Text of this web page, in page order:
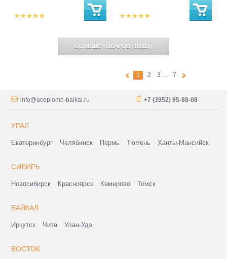
БОЛЬШЕ ТОВАРОВ (18/115)
1 2 3 ... 7
info@aceplomb-baikal.ru +7 (3952) 95-88-08
УРАЛ
Екатеринбург Челябинск Пермь Тюмень Ханты-Мансийск
СИБИРЬ
Новосибирск Красноярск Кемерово Томск
БАЙКАЛ
Иркутск Чита Улан-Удэ
ВОСТОК